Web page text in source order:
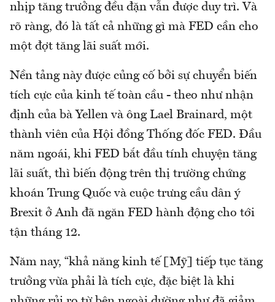
nhịp tăng trưởng đều đặn vẫn được duy trì. Và
rõ ràng, đó là tất cả những gì mà FED cần cho
một đợt tăng lãi suất mới.
Nền tảng này được củng cố bởi sự chuyển biến
tích cực của kinh tế toàn cầu - theo như nhận
định của bà Yellen và ông Lael Brainard, một
thành viên của Hội đồng Thống đốc FED. Đầu
năm ngoái, khi FED bắt đầu tính chuyện tăng
lãi suất, thì biến động trên thị trường chứng
khoán Trung Quốc và cuộc trưng cầu dân ý
Brexit ở Anh đã ngăn FED hành động cho tới
tận tháng 12.
Năm nay, “khả năng kinh tế [Mỹ] tiếp tục tăng
trưởng vừa phải là tích cực, đặc biệt là khi